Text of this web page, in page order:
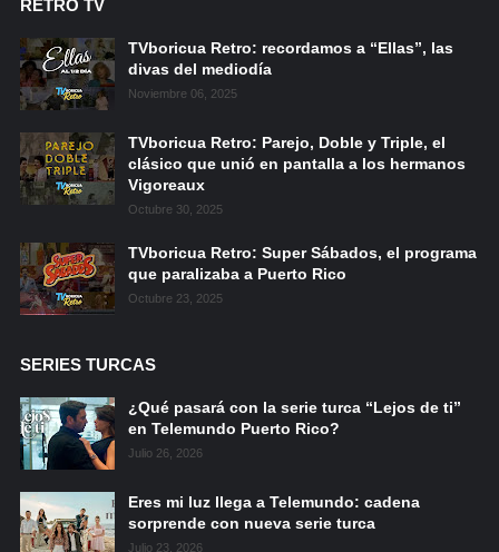
RETRO TV
TVboricua Retro: recordamos a “Ellas”, las
divas del mediodía
Noviembre 06, 2025
TVboricua Retro: Parejo, Doble y Triple, el
clásico que unió en pantalla a los hermanos
Vigoreaux
Octubre 30, 2025
TVboricua Retro: Super Sábados, el programa
que paralizaba a Puerto Rico
Octubre 23, 2025
SERIES TURCAS
¿Qué pasará con la serie turca “Lejos de ti”
en Telemundo Puerto Rico?
Julio 26, 2026
Eres mi luz llega a Telemundo: cadena
sorprende con nueva serie turca
Julio 23, 2026